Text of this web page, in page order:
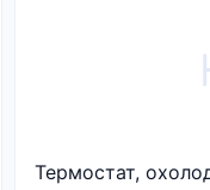
Термостат,